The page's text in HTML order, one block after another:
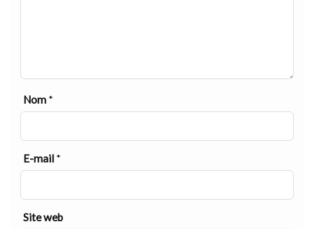
Nom *
E-mail *
Site web